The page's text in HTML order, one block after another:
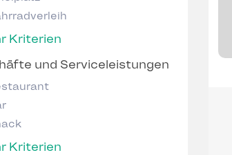
Kriterien
und Serviceleistungen
Kriterien